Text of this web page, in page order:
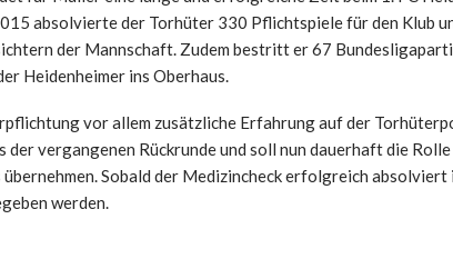
absolvierte der Torhüter 330 Pflichtspiele für den Klub
der Mannschaft. Zudem bestritt er 67
Heidenheimer ins Oberhaus.
vor allem zusätzliche Erfahrung auf der
der vergangenen Rückrunde und soll nun dauerhaft die Rolle
Sobald der Medizincheck erfolgreich
werden.